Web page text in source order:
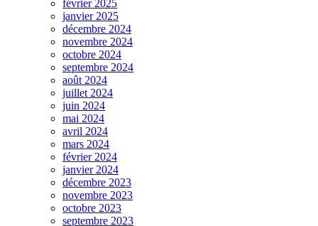
février 2025
janvier 2025
décembre 2024
novembre 2024
octobre 2024
septembre 2024
août 2024
juillet 2024
juin 2024
mai 2024
avril 2024
mars 2024
février 2024
janvier 2024
décembre 2023
novembre 2023
octobre 2023
septembre 2023